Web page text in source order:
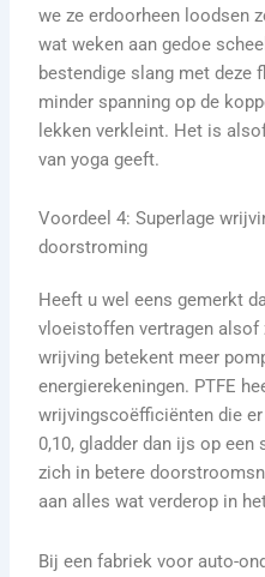
we ze erdoorheen loodsen
wat weken aan gedoe
bestendige slang met
minder spanning op de
lekken verkleint. Het is
van yoga geeft.
Voordeel 4: Superlage
doorstroming
Heeft u wel eens gemerkt
vloeistoffen vertragen
wrijving betekent meer
energierekeningen. PTFE
wrijvingscoëfficiënten die
0,10, gladder dan ijs op
zich in betere
aan alles wat verderop in
Bij een fabriek voor auto-